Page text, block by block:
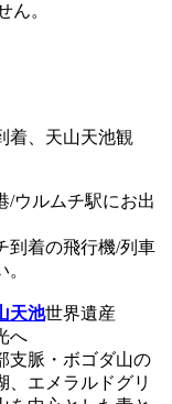
ん。
着、天山天池観
/ウルムチ駅にお出
到着の飛行機/列車
天池世界遺産
へ
支脈・ボゴダ山の
、エメラルドグリ